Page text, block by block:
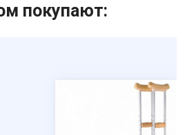
покупают: